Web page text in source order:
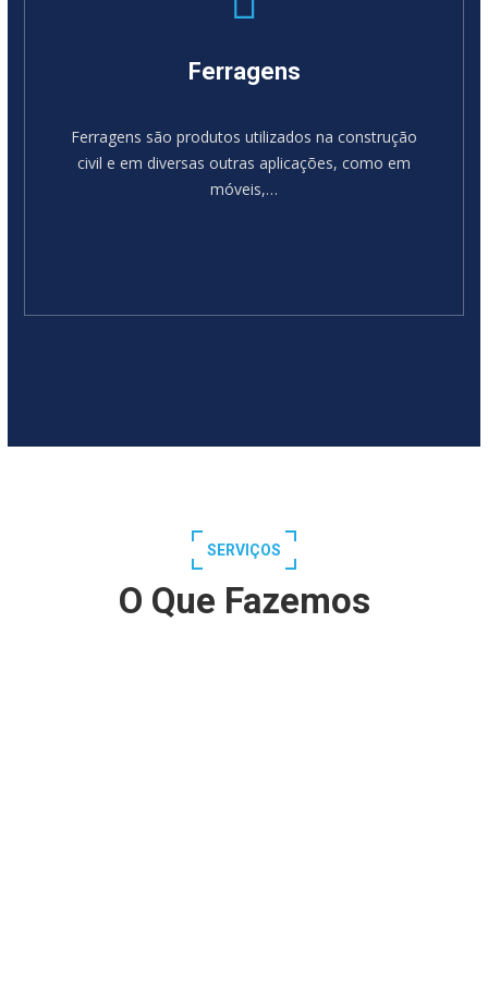
Ferragens
Ferragens são produtos utilizados na construção
civil e em diversas outras aplicações, como em
móveis,…
SERVIÇOS
O Que Fazemos